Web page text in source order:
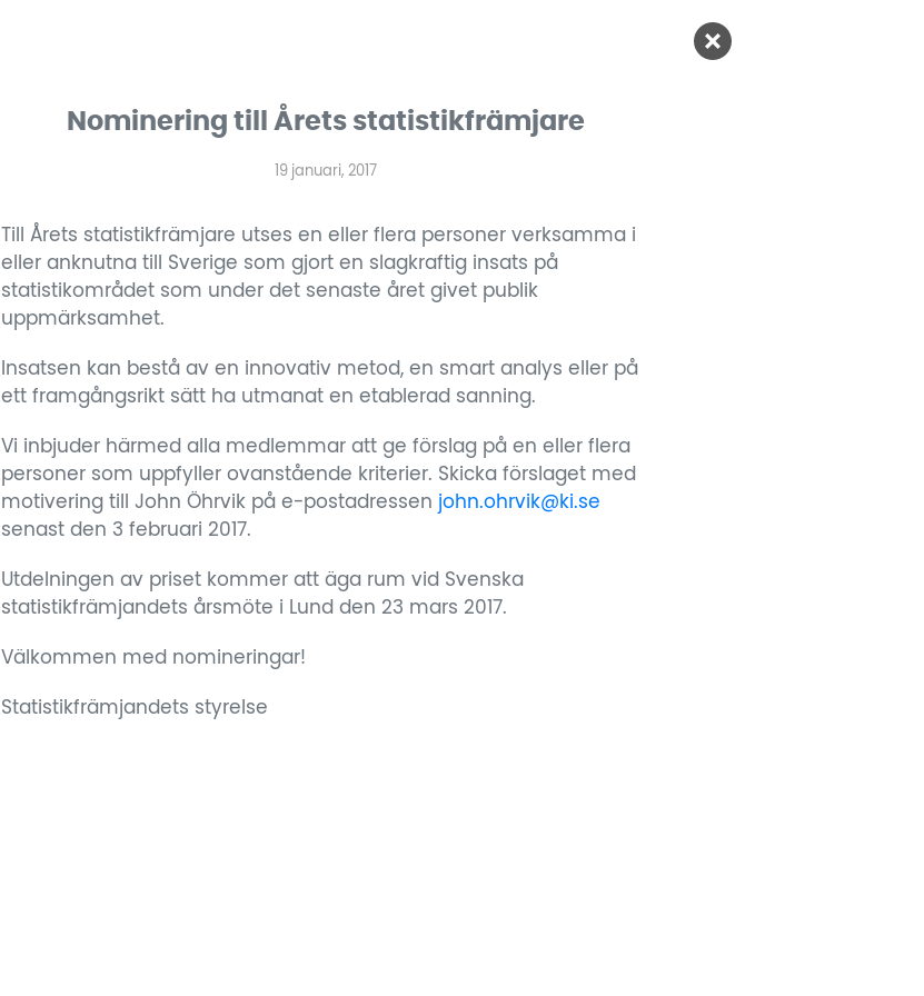
Nominering till Årets statistikfrämjare
19 januari, 2017
Till Årets statistikfrämjare utses en eller flera personer verksamma i
eller anknutna till Sverige som gjort en slagkraftig insats på
statistikområdet som under det senaste året givet publik
uppmärksamhet.
Insatsen kan bestå av en innovativ metod, en smart analys eller på
ett framgångsrikt sätt ha utmanat en etablerad sanning.
Vi inbjuder härmed alla medlemmar att ge förslag på en eller flera
personer som uppfyller ovanstående kriterier. Skicka förslaget med
motivering till John Öhrvik på e-postadressen john.ohrvik@ki.se
senast den 3 februari 2017.
Utdelningen av priset kommer att äga rum vid Svenska
statistikfrämjandets årsmöte i Lund den 23 mars 2017.
Välkommen med nomineringar!
Statistikfrämjandets styrelse